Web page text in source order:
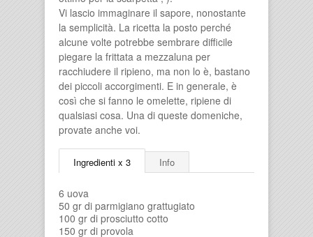
Vi lascio immaginare il sapore, nonostante
la semplicità. La ricetta la posto perché
alcune volte potrebbe sembrare difficile
piegare la frittata a mezzaluna per
racchiudere il ripieno, ma non lo è, bastano
dei piccoli accorgimenti. E in generale, è
così che si fanno le omelette, ripiene di
qualsiasi cosa. Una di queste domeniche,
provate anche voi.
Ingredienti x 3 Info
6 uova
50 gr di parmigiano grattugiato
100 gr di prosciutto cotto
150 gr di provola